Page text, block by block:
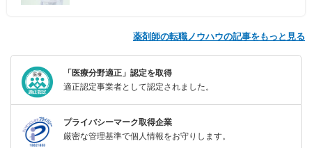
薬剤師の転職ノウハウの記事をもっと見る
「医療分野適正」認定を取得
適正認定事業者として認定されました。
プライバシーマーク取得企業
厳密な管理基準で個人情報をお守りします。